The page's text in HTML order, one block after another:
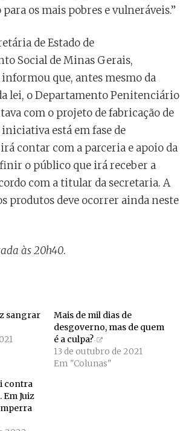
para os mais pobres e vulneráveis.”
de Estado de
Social de Minas Gerais,
informou que, antes mesmo da
lei, o Departamento Penitenciário
com o projeto de fabricação de
está em fase de
contar com a parceria e apoio da
o público que irá receber a
com a titular da secretaria. A
produtos deve ocorrer ainda neste
às 20h40.
sangrar
Mais de mil dias de
desgoverno, mas de quem
é a culpa?
13 de outubro de 2021
Em "Colunas"
contra
Juiz